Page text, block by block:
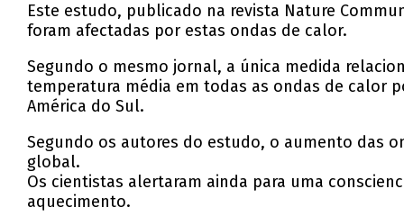
Este estudo, publicado na revista Nature
foram afectadas por estas ondas de calor.
Segundo o mesmo jornal, a única medida
temperatura média em todas as ondas de calor
América do Sul.
Segundo os autores do estudo, o aumento das
global.
Os cientistas alertaram ainda para uma
aquecimento.